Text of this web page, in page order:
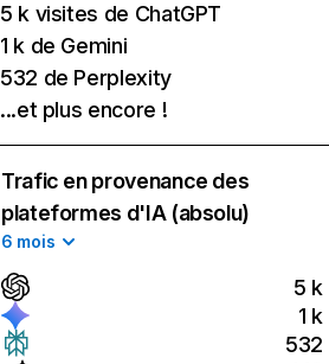
5 k visites de ChatGPT
1 k de Gemini
532 de Perplexity
...et plus encore !
Trafic en provenance des
plateformes d'IA (absolu)
6 mois
5 k
1 k
532